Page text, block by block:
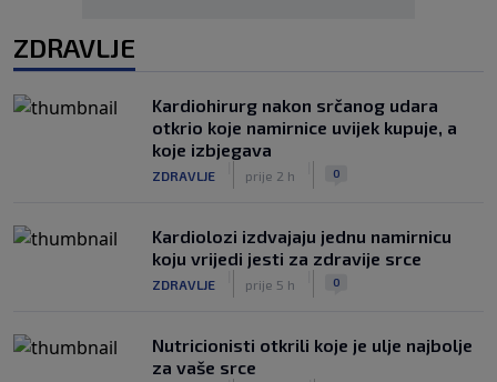
ZDRAVLJE
Kardiohirurg nakon srčanog udara
otkrio koje namirnice uvijek kupuje, a
koje izbjegava
ZDRAVLJE prije 2 h 0
Kardiolozi izdvajaju jednu namirnicu
koju vrijedi jesti za zdravije srce
ZDRAVLJE prije 5 h 0
Nutricionisti otkrili koje je ulje najbolje
za vaše srce